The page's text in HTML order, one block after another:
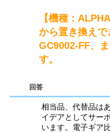
【機種：
から置き換え
GC9002-FF、
す。
回答
相当品、代替品は
イデアとしてサー
います。電子ギア